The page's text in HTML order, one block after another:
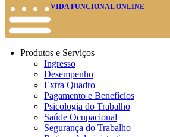
VIDA FUNCIONAL ONLINE
Produtos e Serviços
Ingresso
Desempenho
Extra Quadro
Pagamento e Benefícios
Psicologia do Trabalho
Saúde Ocupacional
Segurança do Trabalho